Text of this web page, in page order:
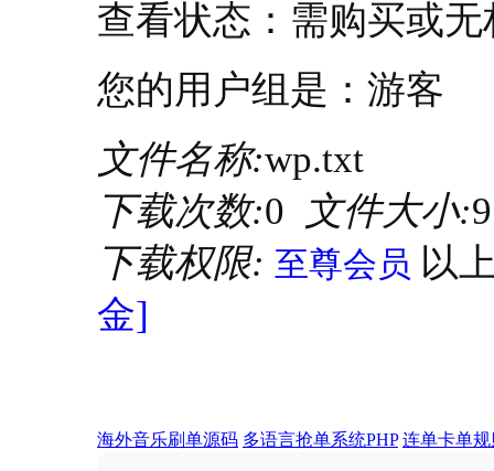
查看状态：需购买或无
您的用户组是：游客
文件名称:wp.txt
下载次数:0 文件大小:
下载权限: 至尊会员 以
金]
海外音乐刷单源码 多语言抢单系统PHP 连单卡单